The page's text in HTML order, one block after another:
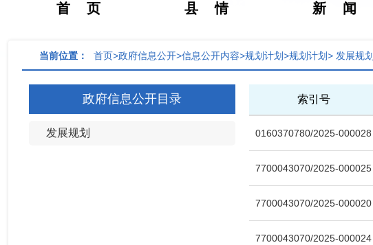
首 页 县 情 新 闻
当前位置： 首页>政府信息公开>信息公开内容>规划计划>规划计划> 发展规划
政府信息公开目录
发展规划
索引号
0160370780/2025-000028
7700043070/2025-000025
7700043070/2025-000020
7700043070/2025-000024